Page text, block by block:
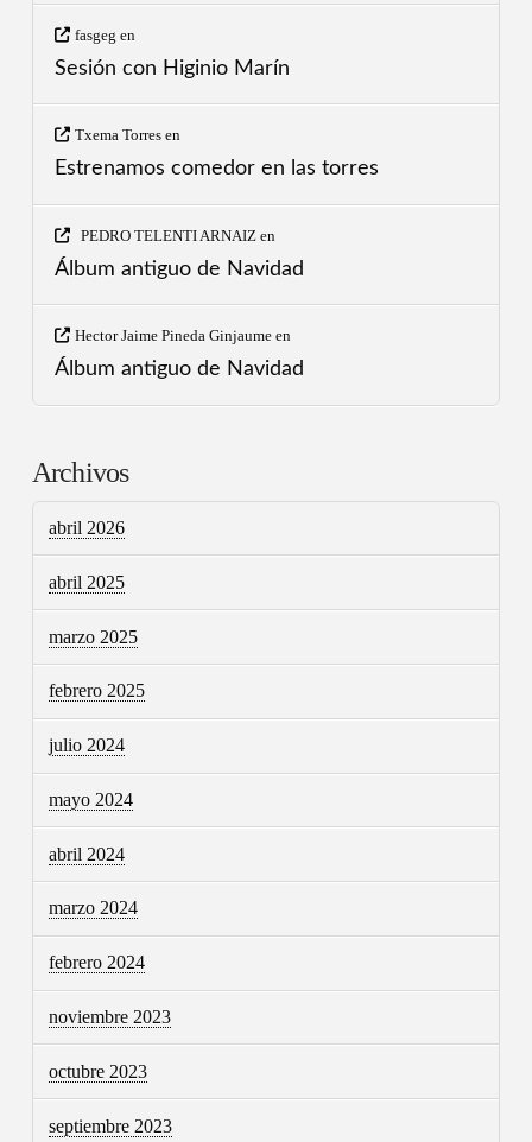
fasgeg en
Sesión con Higinio Marín
Txema Torresen
Estrenamos comedor en las torres
PEDRO TELENTI ARNAIZ en
Álbum antiguo de Navidad
Hector Jaime Pineda Ginjaumeen
Álbum antiguo de Navidad
Archivos
abril 2026
abril 2025
marzo 2025
febrero 2025
julio 2024
mayo 2024
abril 2024
marzo 2024
febrero 2024
noviembre 2023
octubre 2023
septiembre 2023